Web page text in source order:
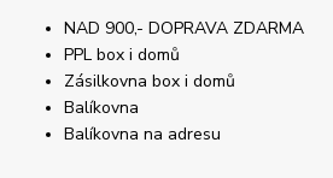
NAD 900,- DOPRAVA ZDARMA
PPL box i domů
Zásilkovna box i domů
Balíkovna
Balíkovna na adresu